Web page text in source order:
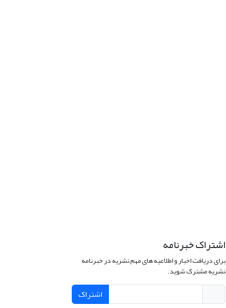
اشتراک خبرنامه
برای دریافت اخبار و اطلاعیه های مهم نشریه در خبرنامه
نشریه مشترک شوید.
اشتراک